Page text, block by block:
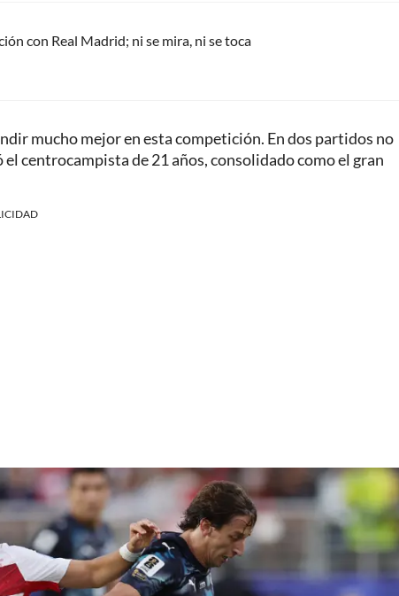
con Real Madrid; ni se mira, ni se toca
mucho mejor en esta competición. En dos partidos no
centrocampista de 21 años, consolidado como el gran